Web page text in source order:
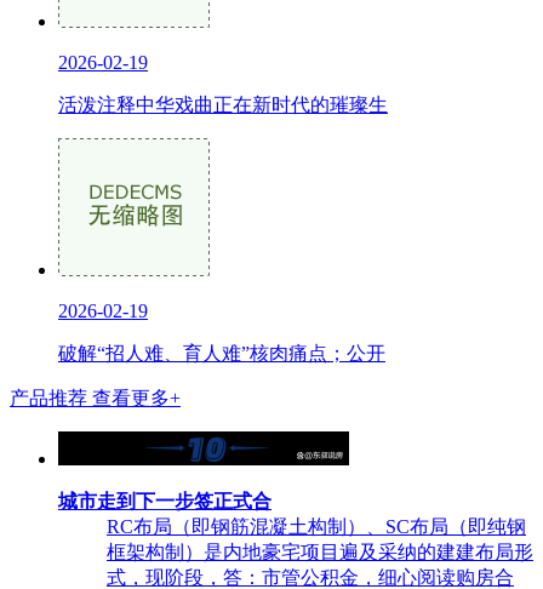
2026-02-19
活泼注释中华戏曲正在新时代的璀璨生
2026-02-19
破解“招人难、育人难”核肉痛点；公开
产品推荐 查看更多+
城市走到下一步签正式合
RC布局（即钢筋混凝土构制）、SC布局（即纯钢
框架构制）是内地豪宅项目遍及采纳的建建布局形
式，现阶段，答：市管公积金，细心阅读购房合